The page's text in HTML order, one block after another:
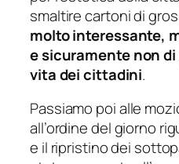
smaltire cartoni di
molto interessante,
e sicuramente non
vita dei cittadini.
Passiamo poi alle
all’ordine del giorno
e il ripristino dei